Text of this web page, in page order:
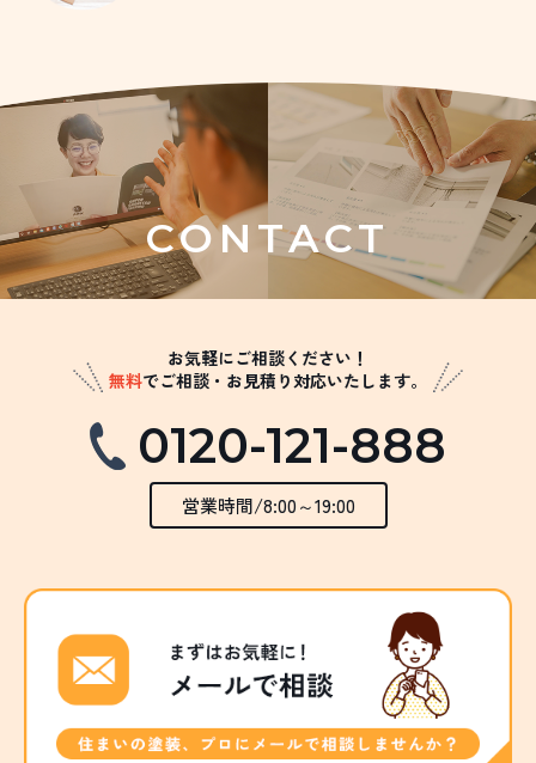
CONTACT
お気軽にご相談ください！
無料でご相談・お見積り対応いたします。
0120-121-888
営業時間/8:00～19:00